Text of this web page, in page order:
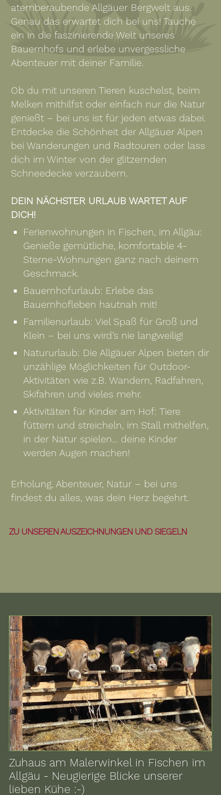
atemberaubende Allgäuer Bergwelt aus.
Genau das erwartet dich bei uns! Tauche
ein in die faszinierende Welt unseres
Bauernhofs und erlebe unvergessliche
Abenteuer mit deiner Familie.
Ob du mit unseren Tieren kuschelst, beim
Melken mithilfst oder einfach nur die Natur
genießt – bei uns ist für jeden etwas dabei.
Entdecke die Schönheit der Allgäuer Alpen
bei Wanderungen und Radtouren oder lass
dich im Winter von der glitzernden
Schneedecke verzaubern.
DEIN NÄCHSTER URLAUB WARTET AUF
DICH!
Ferienwohnungen in Fischen, im Allgäu:
Genieße gemütliche, komfortable 4-
Sterne-Wohnungen ganz nach deinem
Geschmack.
Bauernhofurlaub: Erlebe das
Bauernhofleben hautnah mit!
Familienurlaub: Viel Spaß für Groß und
Klein – bei uns wird’s nie langweilig!
Natururlaub: Die Allgäuer Alpen bieten dir
unzählige Möglichkeiten für Outdoor-
Aktivitäten wie z.B. Wandern, Radfahren,
Skifahren und vieles mehr.
Aktivitäten für Kinder am Hof: Tiere
füttern und streicheln, im Stall mithelfen,
in der Natur spielen... deine Kinder
werden Augen machen!
Erholung, Abenteuer, Natur – bei uns
findest du alles, was dein Herz begehrt.
ZU UNSEREN AUSZEICHNUNGEN UND SIEGELN
Zuhaus am Malerwinkel in Fischen im
Allgäu - Neugierige Blicke unserer
lieben Kühe :-)